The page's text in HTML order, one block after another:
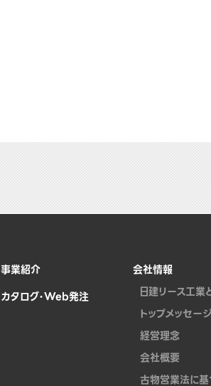
事業紹介
カタログ・Web発注
会社情報
日建リース工業
トップメッセー
経営理念
会社概要
古物営業法に基